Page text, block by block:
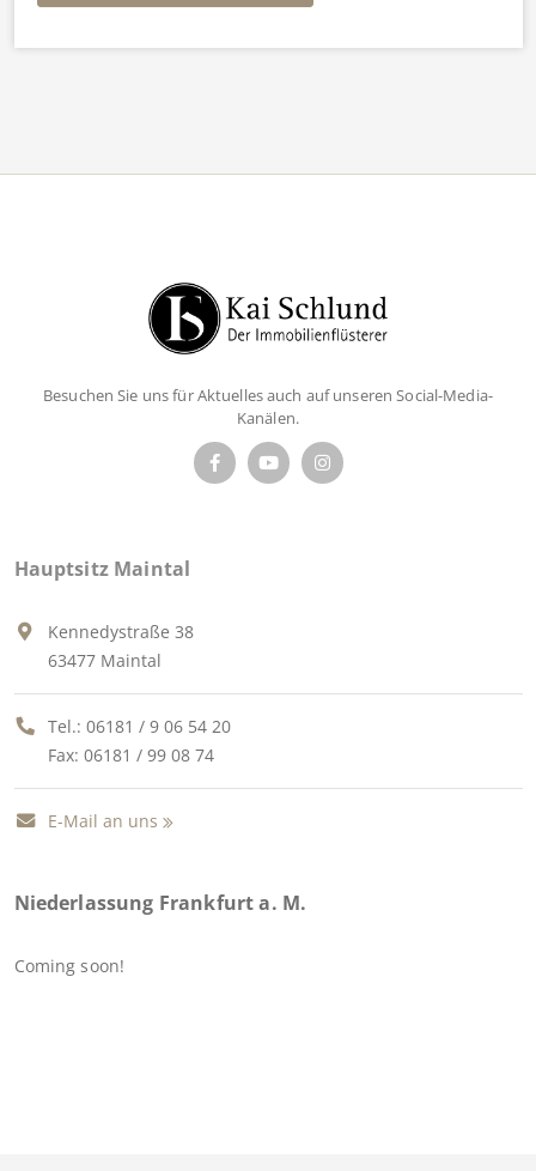
Besuchen Sie uns für Aktuelles auch auf unseren Social-Media-
Kanälen.
Hauptsitz Maintal
Kennedystraße 38
63477 Maintal
Tel.: 06181 / 9 06 54 20
Fax: 06181 / 99 08 74
E-Mail an uns
Niederlassung Frankfurt a. M.
Coming soon!